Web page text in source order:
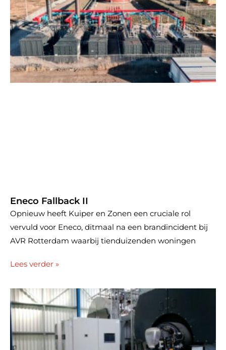
Eneco Fallback II
Opnieuw heeft Kuiper en Zonen een cruciale rol
vervuld voor Eneco, ditmaal na een brandincident bij
AVR Rotterdam waarbij tienduizenden woningen
Lees verder »